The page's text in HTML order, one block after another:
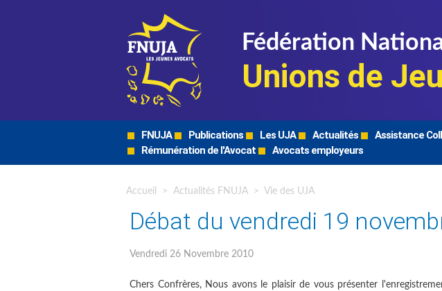
Fédération
Unions de
FNUJA Publications Les UJA Actualités Assistance
Rémunération de l'Avocat
Avocats employeurs
Accueil > Actualités FNUJA > Vie des UJA
Débat du vendredi 19
Vendredi 26 Novembre 2010
Chers Confrères, Nous avons le plaisir de vous présenter